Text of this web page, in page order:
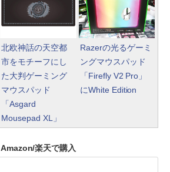
北欧神話の天空都
市をモチーフにし
た大判ゲーミング
マウスパッド
「Asgard
Mousepad XL」
Razerの光るゲーミ
ングマウスパッド
「Firefly V2 Pro」
にWhite Edition
Amazon/楽天で購入